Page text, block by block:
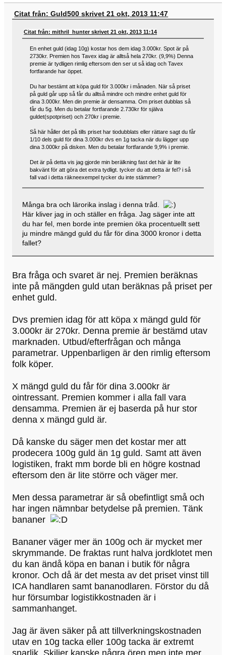
Citat från: Guld500 skrivet 21 okt, 2013 11:47
Citat från: mithril_hunter skrivet 21 okt, 2013 11:14
En enhet guld (idag 10g) kostar hos dem idag 3.000kr. Spot är på
2730kr. Premien hos Tavex idag är alltså hela 270kr. (9,9%) Denna
premie är tydligen rimlig eftersom den ser ut så idag och Tavex
fortfarande har öppet.
Du har bestämt att köpa guld för 3.000kr i månaden. När så priset
på guld går upp så får du alltså mindre och mindre enhet guld för
dina 3.000kr. Men din premie är densamma. Om priset dubblas så
får du 5g. Men du betalar fortfarande 2.730kr för själva
guldet(spotpriset) och 270kr i premie.
Så här håller det på tills priset har tiodubblats eller rättare sagt du får
1/10 dels guld för dina 3.000kr dvs en 1g tacka när du lägger upp
dina 3.000kr på disken. Men du betalar fortfarande 9,9% i premie.
Det är på detta vis jag gjorde min berälkning fast det här är lite
bakvänt för att göra det extra tydligt. tycker du att detta är fel? i så
fall vad i detta räkneexempel tycker du inte stämmer?
Många bra och lärorika inslag i denna tråd.
Här kliver jag in och ställer en fråga. Jag säger inte att
du har fel, men borde inte premien öka procentuellt sett
ju mindre mängd guld du får för dina 3000 kronor i detta
fallet?
Bra fråga och svaret är nej. Premien beräknas
inte på mängden guld utan beräknas på priset per
enhet guld.
Dvs premien idag för att köpa x mängd guld för
3.000kr är 270kr. Denna premie är bestämd utav
marknaden. Utbud/efterfrågan och många
parametrar. Uppenbarligen är den rimlig eftersom
folk köper.
X mängd guld du får för dina 3.000kr är
ointressant. Premien kommer i alla fall vara
densamma. Premien är ej baserda på hur stor
denna x mängd guld är.
Då kanske du säger men det kostar mer att
prodecera 100g guld än 1g guld. Samt att även
logistiken, frakt mm borde bli en högre kostnad
eftersom den är lite större och väger mer.
Men dessa parametrar är så obefintligt små och
har ingen nämnbar betydelse på premien. Tänk
bananer
Bananer väger mer än 100g och är mycket mer
skrymmande. De fraktas runt halva jordklotet men
du kan ändå köpa en banan i butik för några
kronor. Och då är det mesta av det priset vinst till
ICA handlaren samt bananodlaren. Förstor du då
hur försumbar logistikkostnaden är i
sammanhanget.
Jag är även säker på att tillverkningskostnaden
utav en 10g tacka eller 100g tacka är extremt